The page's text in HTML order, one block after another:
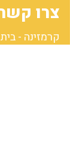
צרו
קרמזינה -